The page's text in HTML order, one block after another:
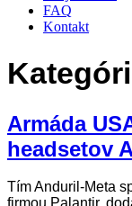
FAQ
Kontakt
Armáda
headsetov
Tím Anduril-Meta